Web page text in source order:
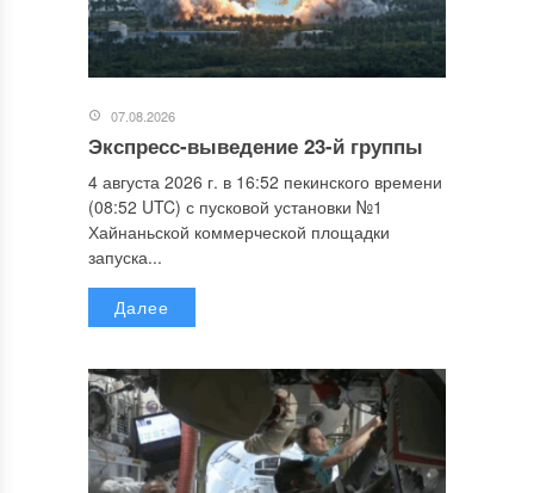
07.08.2026
Экспресс-выведение 23-й группы
4 августа 2026 г. в 16:52 пекинского времени
(08:52 UTC) с пусковой установки №1
Хайнаньской коммерческой площадки
запуска...
Далее